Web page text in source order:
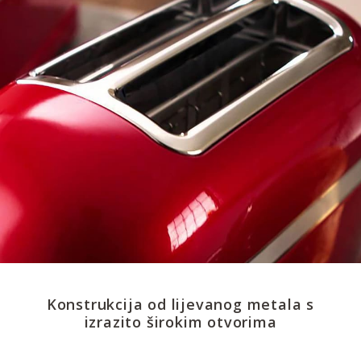
Konstrukcija od lijevanog metala s
izrazito širokim otvorima